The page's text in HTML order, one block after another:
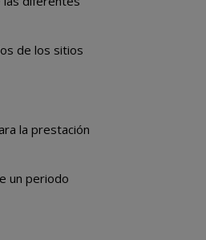
de los sitios
la prestación
un periodo